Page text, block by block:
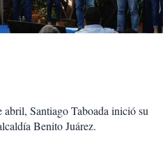
abril, Santiago Taboada inició su
Benito Juárez.